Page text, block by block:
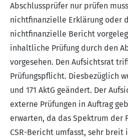
Abschlussprüfer nur prüfen
nichtfinanzielle Erklärung oder
nichtfinanzielle Bericht
inhaltliche Prüfung durch den
vorgesehen. Den Aufsichtsrat
Prüfungspflicht. Diesbezüglich
und 171 AktG geändert. Der
externe Prüfungen in Auftrag
erwarten, da das Spektrum der
CSR-Bericht umfasst, sehr breit